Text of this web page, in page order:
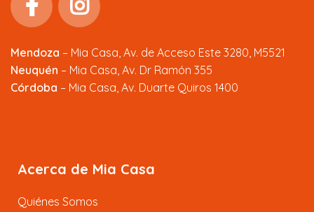
Mendoza – Mia Casa, Av. de Acceso Este 3280, M5521
Neuquén – Mia Casa, Av. Dr Ramón 355
Córdoba – Mia Casa, Av. Duarte Quiros 1400
Acerca de Mia Casa
Quiénes Somos